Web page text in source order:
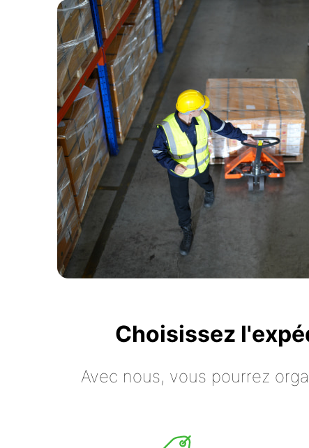
Choisissez
Avec nous, vous pourrez